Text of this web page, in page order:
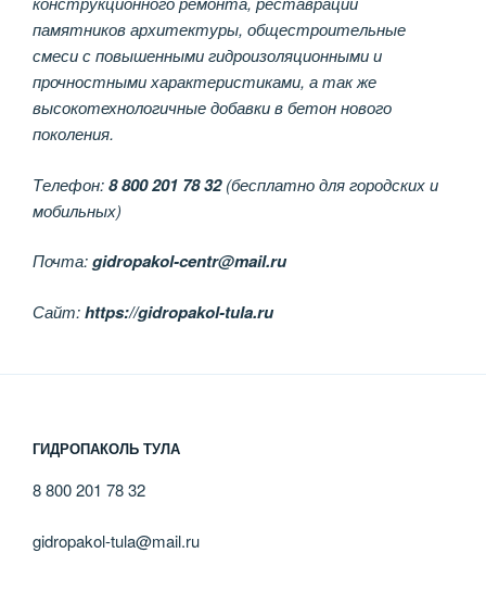
памятников архитектуры, общестроительные
смеси с повышенными гидроизоляционными и
прочностными характеристиками, а так же
высокотехнологичные добавки в бетон нового
поколения.
Телефон:8 800 201 78 32(бесплатно для городских и
мобильных)
Почта:gidropakol-centr@mail.ru
Сайт:https://gidropakol-tula.ru
ГИДРОПАКОЛЬ ТУЛА
8 800 201 78 32
gidropakol-tula@mail.ru